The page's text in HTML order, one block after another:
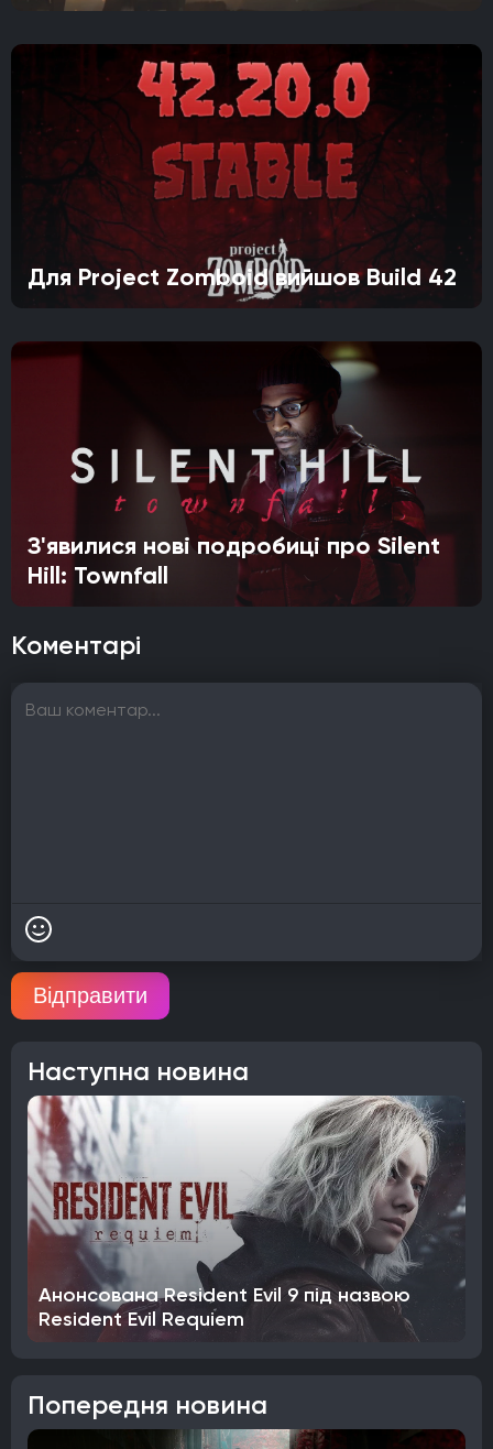
Для Project Zomboid вийшов Build 42
З'явилися нові подробиці про Silent
Hill: Townfall
Коментарі
Відправити
Наступна новина
Анонсована Resident Evil 9 під назвою
Resident Evil Requiem
Попередня новина